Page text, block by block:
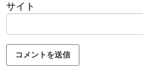
サイト